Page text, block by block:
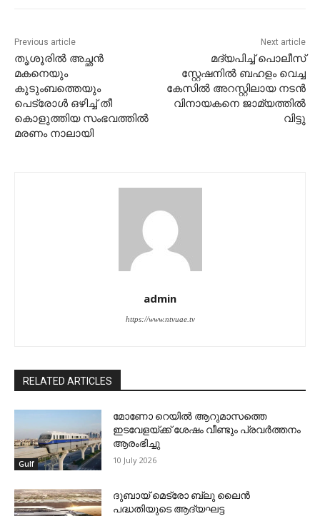
Previous article
തൃശൂരിൽ അച്ഛൻ
മകനെയും
കുടുംബത്തെയും
പെട്രോൾ ഒഴിച്ച് തീ
കൊളുത്തിയ സംഭവത്തിൽ
മരണം നാലായി
Next article
മദ്യപിച്ച് പൊലീസ്
സ്റ്റേഷനില്‍ ബഹളം വെച്ച
കേസിൽ അറസ്റ്റിലായ നടന്‍
വിനായകനെ ജാമ്യത്തില്‍
വിട്ടു
admin
https://www.ntvuae.tv
RELATED ARTICLES
Gulf
മോണോ റെയില്‍ ആറുമാസത്തെ
ഇടവേളയ്ക്ക് ശേഷം വീണ്ടും പ്രവര്‍ത്തനം
ആരംഭിച്ചു
10 July 2026
ദുബായ് മെട്രോ ബ്ലു ലൈന്‍
പദ്ധതിയുടെ ആദ്യഘട്ട